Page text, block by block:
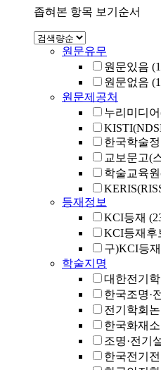
좁혀본 항목 보기순서
원문유무
원문있음
원문없음
원문제공처
누리미디
한국학술
교보문고(
학술교육
등재정보
KCI등재
KCI등재후
구)KCI등
학술지명
대한전기
한국조명·
전기학회
한국화재
조명·전기
한국전기